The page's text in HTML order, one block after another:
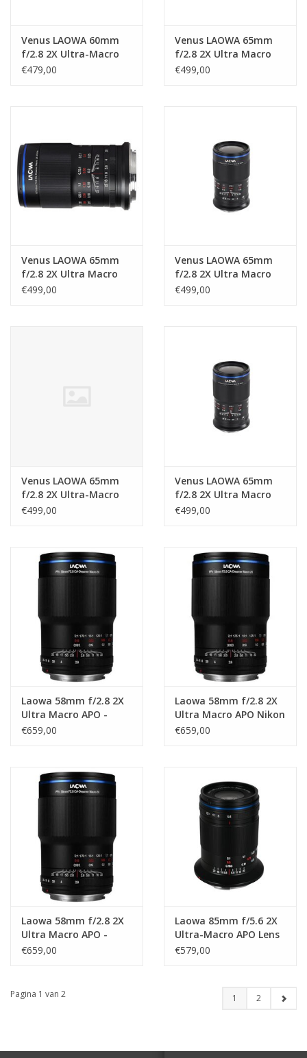
Venus LAOWA 60mm
f/2.8 2X Ultra-Macro
Lens - Sony A
€479,00
Venus LAOWA 65mm
f/2.8 2X Ultra Macro
voor Fuji X
€499,00
Venus LAOWA 65mm
f/2.8 2X Ultra Macro
voor Nikon Z
€499,00
Venus LAOWA 65mm
f/2.8 2X Ultra Macro
voor Sony E
€499,00
Venus LAOWA 65mm
f/2.8 2X Ultra-Macro
Lens - Canon RF
€499,00
Venus LAOWA 65mm
f/2.8 2X Ultra Macro
voor Canon EOS-M
€499,00
Laowa 58mm f/2.8 2X
Ultra Macro APO -
Sony E
€659,00
Laowa 58mm f/2.8 2X
Ultra Macro APO Nikon
Z
€659,00
Laowa 58mm f/2.8 2X
Ultra Macro APO -
Canon RF
€659,00
Laowa 85mm f/5.6 2X
Ultra-Macro APO Lens
- Nikon Z
€579,00
Pagina 1 van 2 1 2